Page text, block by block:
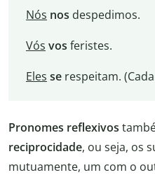
Nós nos despedimos.
Vós vos feristes.
Eles serespeitam.
Pronomes reflexivos
reciprocidade, ou seja, os
mutuamente, um com o